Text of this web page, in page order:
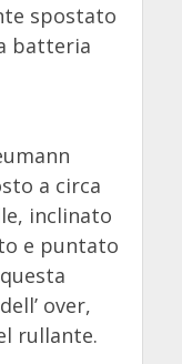
spostato
batteria
a circa
inclinato
e puntato
over,
rullante.